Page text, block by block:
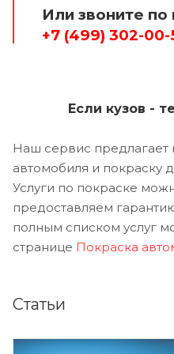
Или звоните
+7 (499) 302-00-
Если кузов -
Наш сервис предлагает
автомобиля и покраску
Услуги по покраске
предоставляем
полным списком услуг
странице Покраска
Статьи